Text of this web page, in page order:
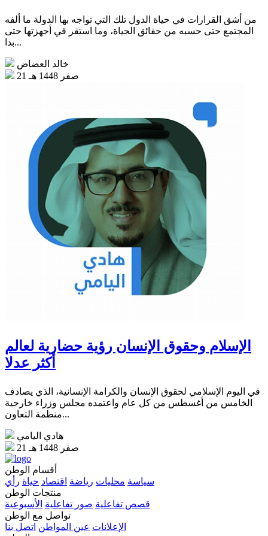
من أشق القرارات في حياة الدول تلك التي تواجه بها الدولة ما ألفه
المجتمع حتى حسبه من حقائق الحياة، وما استقر في أجهزتها حتى
بدا...
خالد العضاض
21 صفر 1448 هـ
الإسلام وحقوق الإنسان رؤية حضارية لعالم
أكثر عدلا
في اليوم الإسلامي لحقوق الإنسان والكرامة الإنسانية، الذي يصادف
الخامس من أغسطس من كل عام واعتمده مجلس وزراء خارجية
منظمة التعاون...
هادي اليامي
21 صفر 1448 هـ
أقسام الوطن
سياسة محليات رياضة اقتصاد حياة رأي
منتجات الوطن
قصص تفاعلية صور تفاعلية الأسبوعية
تواصل مع الوطن
الإعلانات عين المواطن اتصل بنا